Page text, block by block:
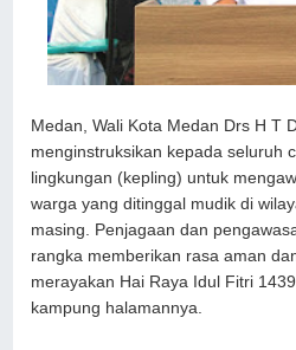
Medan, Wali Kota Medan Drs H T
menginstruksikan kepada seluruh
lingkungan (kepling) untuk
warga yang ditinggal mudik di
masing. Penjagaan dan
rangka memberikan rasa aman
merayakan Hai Raya Idul Fitri
kampung halamannya.